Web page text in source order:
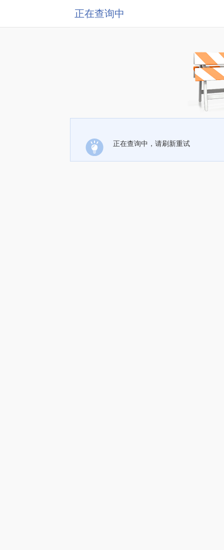
正在查询中
正在查询中，请刷新重试